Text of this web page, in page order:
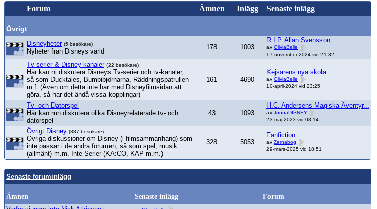
Forum Ämnen Inlägg Senaste inlägg
Övrigt
Disneyheter (5 besökare)
Nyheter från Disneys värld
178 1003
R.I.P. Allan Svensson
av OliviaBelle
17-november-2024 vid 21:32
Tv-serier & Disney-kanaler (22 besökare)
Här kan ni diskutera Disneys Tv-serier och tv-kanaler,
så som Ducktales, Bumbibjörnarna, Räddningspatrullen
m.f. (Även om detta inte har med Disneyfilmsidan att
göra, så har det ändå vissa kopplingar)
161 4690
Kejsarens nya skola
av OliviaBelle
10-april-2024 vid 23:25
Tv- och Datorspel
Här kan mn diskutera olika Disneyrelaterade tv- och
datorspel
43 1093
H.C. Andersens Magiska Äventyr...
av JonnaDISNEY
23-maj-2023 vid 08:14
Övrigt Disney (387 besökare)
Övriga diskussioner om Disney (i filmsammanhang) som
inte passar i de andra forumen, så som spel, musik
(allmänt) m.m. Inte Serier (KA:CO, KAP m.m.)
328 5053
Fanfiction
av Zernabog
29-mars-2025 vid 18:51
Senaste foruminlägg
Ämnen Senaste inlägg
Forum